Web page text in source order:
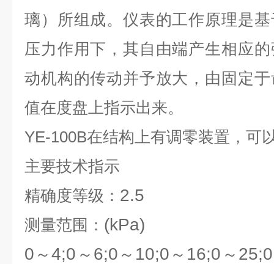
璃）所组成。仪表的工作原理是
压力作用下，其自由端产生相应
动机构的传动并予放大，由固定
值在度盘上指示出来。
YE-100B在结构上有调零装置，可
主要技术指示
精确度等级： 2.5
测量范围： (kPa)
0 ～4;0 ～ 6;0 ～ 10;0 ～ 16;0 ～ 25;0